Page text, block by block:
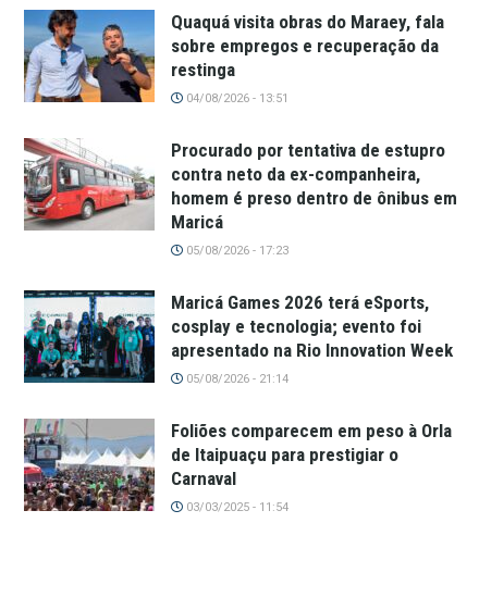
Quaquá visita obras do Maraey, fala
sobre empregos e recuperação da
restinga
04/08/2026 - 13:51
Procurado por tentativa de estupro
contra neto da ex-companheira,
homem é preso dentro de ônibus em
Maricá
05/08/2026 - 17:23
Maricá Games 2026 terá eSports,
cosplay e tecnologia; evento foi
apresentado na Rio Innovation Week
05/08/2026 - 21:14
Foliões comparecem em peso à Orla
de Itaipuaçu para prestigiar o
Carnaval
03/03/2025 - 11:54